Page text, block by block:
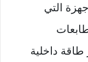
التي
داخلية